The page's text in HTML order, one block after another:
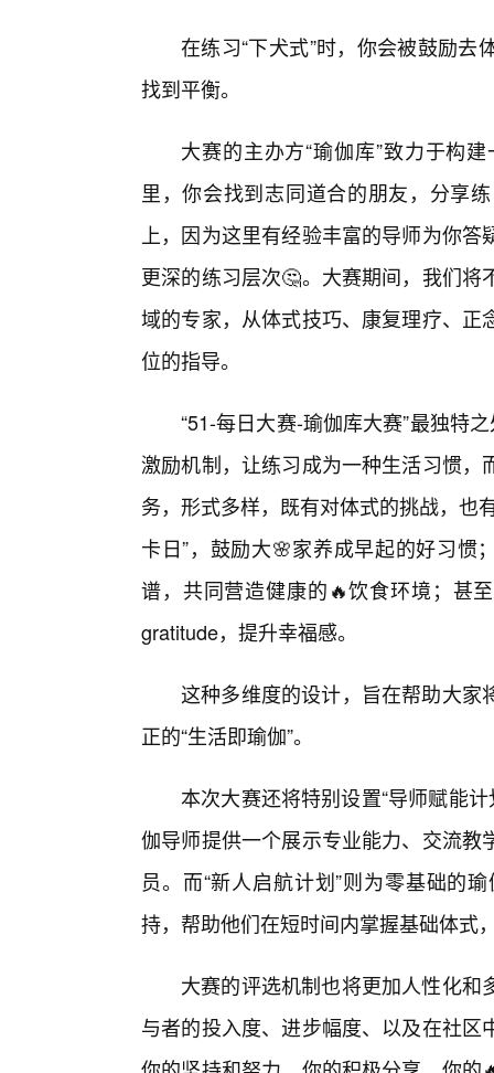
在练习“下犬式”时，你会被鼓励
找到平衡。
大赛的主办方“瑜伽库”致力于构
里，你会找到志同道合的朋友，分享
上，因为这里有经验丰富的导师为你
更深的练习层次🤔。大赛期间，我们
域的专家，从体式技巧、康复理疗、
位的指导。
“51-每日大赛-瑜伽库大赛”最独特
激励机制，让练习成为一种生活习惯
务，形式多样，既有对体式的挑战，也
卡日”，鼓励大🌸家养成早起的好习惯
谱，共同营造健康的🔥饮食环境；甚
gratitude，提升幸福感。
这种多维度的设计，旨在帮助大家
正的“生活即瑜伽”。
本次大赛还将特别设置“导师赋能计
伽导师提供一个展示专业能力、交流
员。而“新人启航计划”则为零基础的
持，帮助他们在短时间内掌握基础体式
大赛的评选机制也将更加人性化
与者的投入度、进步幅度、以及在社